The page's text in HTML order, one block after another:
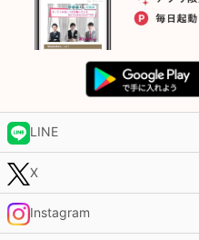
LINE
X
Instagram